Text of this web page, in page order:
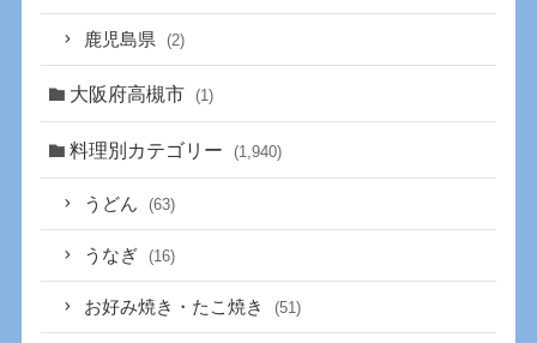
鹿児島県 (2)
大阪府高槻市 (1)
料理別カテゴリー (1,940)
うどん (63)
うなぎ (16)
お好み焼き・たこ焼き (51)